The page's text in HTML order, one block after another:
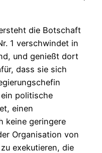
die Botschaft
1 verschwindet in
und genießt dort
dass sie sich
politische
einen
keine geringere
Organisation von
exekutieren, die